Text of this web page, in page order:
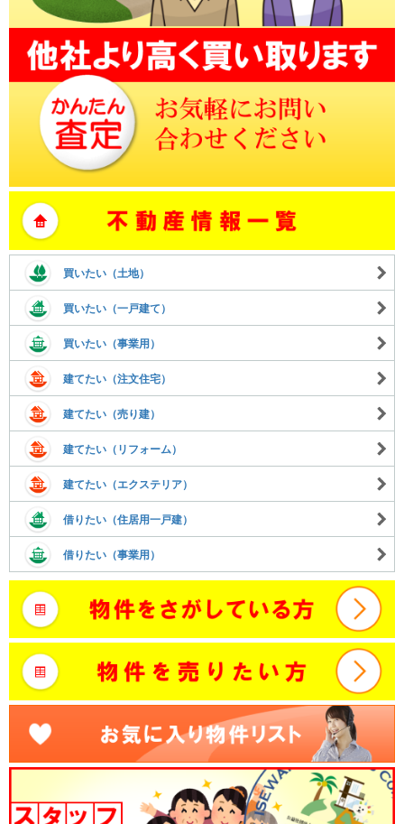
買いたい（土地）
買いたい（一戸建て）
買いたい（事業用）
建てたい（注文住宅）
建てたい（売り建）
建てたい（リフォーム）
建てたい（エクステリア）
借りたい（住居用一戸建）
借りたい（事業用）